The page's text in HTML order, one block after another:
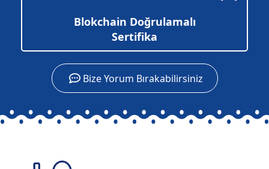
Blokchain Doğrulamalı
Sertifika
Bize Yorum Bırakabilirsiniz